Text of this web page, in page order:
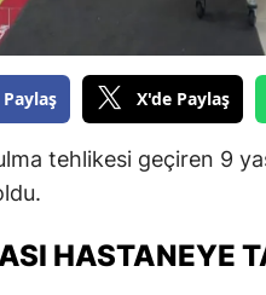
Bursa
X'de Paylaş
tehlikesi geçiren 9
HASTANEYE